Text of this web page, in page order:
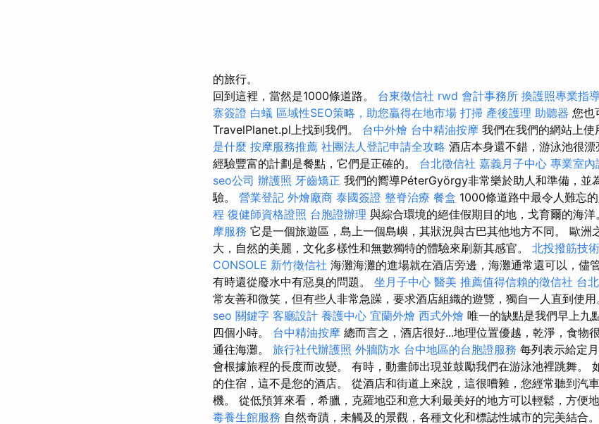
的旅行。
回到這裡，當然是1000條道路。 台東徵信社 rwd 會計事務所 換護照專業指
寨簽證 白蟻 區域性SEO策略，助您贏得在地市場 打掃 產後護理 助聽器 您也
TravelPlanet.pl上找到我們。 台中外燴 台中精油按摩 我們在我們的網站上使
是什麼 按摩服務推薦 社團法人登記申請全攻略 酒店本身還不錯，游泳池很
經驗豐富的計劃是餐點，它們是正確的。 台北徵信社 嘉義月子中心 專業室內
seo公司 辦護照 牙齒矯正 我們的嚮導PéterGyörgy非常樂於助人和準備，並
驗。 營業登記 外燴廠商 泰國簽證 整脊治療 餐盒 1000條道路中最令人難忘的
程 復健師資格證照 台胞證辦理 與綜合環境的絕佳假期目的地，戈育爾的海洋
摩服務 它是一個旅遊區，島上一個島嶼，其狀況與古巴其他地方不同。 歐洲
大，自然的美麗，文化多樣性和無數獨特的體驗來刷新其感官。 北投撥筋技術
CONSOLE 新竹徵信社 海灘海灘的進場就在酒店旁邊，海灘通常還可以，儘
有時還從廢水中有惡臭的問題。 坐月子中心 醫美 推薦值得信賴的徵信社 台
常友善和微笑，但有些人非常急躁，要求酒店組織的遊覽，獨自一人直到使用
seo 關鍵字 客廳設計 養護中心 宜蘭外燴 西式外燴 唯一的缺點是我們早上九
四個小時。 台中精油按摩 總而言之，酒店很好...地理位置優越，乾淨，食物
通往海灘。 旅行社代辦護照 外牆防水 台中地區的台胞證服務 每列表示給定
會根據旅程的長度而改變。 有時，動畫師出現並鼓勵我們在游泳池裡跳舞。
的住宿，這不是您的酒店。 從酒店和街道上來說，這很嘈雜，您經常聽到汽
機。 從低預算來看，希臘，克羅地亞和意大利最美好的地方可以輕鬆，方便
毒養生館服務 自然奇蹟，未觸及的景觀，各種文化和標誌性城市的完美結合。